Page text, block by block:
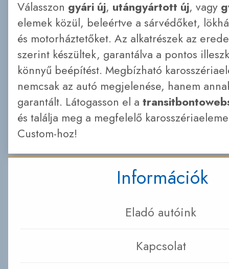
Válasszon gyári új, utángyártott új, vagy
elemek közül, beleértve a sárvédőket,
és motorháztetőket. Az alkatrészek az
szerint készültek, garantálva a pontos
könnyű beépítést. Megbízható
nemcsak az autó megjelenése, hanem
garantált. Látogasson el a
és találja meg a megfelelő
Custom-hoz!
Információk
Eladó autóink
Kapcsolat